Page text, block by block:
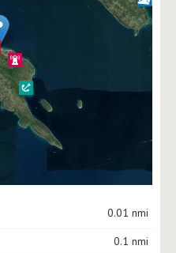
0.01 nmi
0.1 nmi